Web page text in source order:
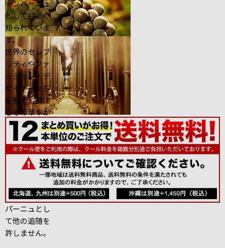
ャンパーニュ
としてもよく
知られていま
す。
世界のセレブ
リティやファ
ッション・デ
ザイナーたち
を魅了し続け
るその華やか
さは、個性的
なクリエイタ
ーとのコラボ
レーションに
も表現されて
で粋なシャン
パーニュとし
て他の追随を
許しません。